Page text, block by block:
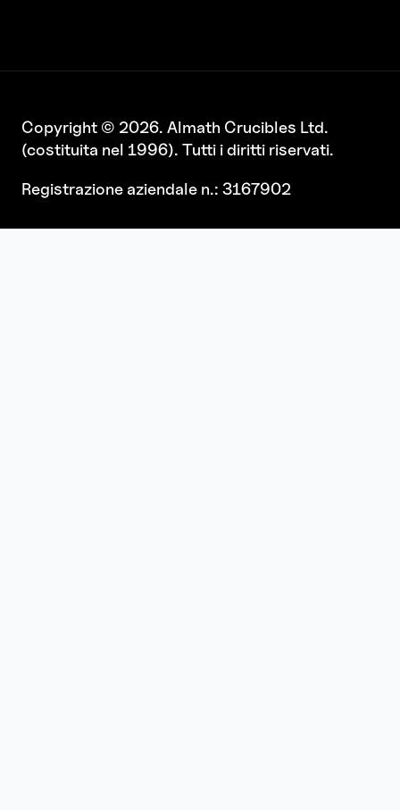
Copyright © 2026. Almath Crucibles Ltd.
(costituita nel 1996). Tutti i diritti riservati.
Registrazione aziendale n.: 3167902